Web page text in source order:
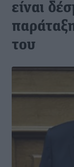
είναι
του